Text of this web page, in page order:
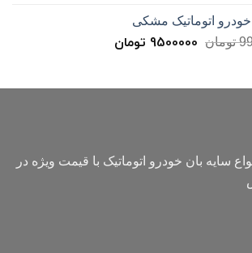
خودرو اتوماتیک مشکی
تومان 9500000 تومان
سایه بان خودرو اتوماتیک با قیمت ویژه در